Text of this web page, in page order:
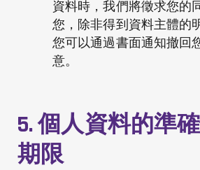
資料時，我們將徵求您的
您，除非得到資料主體的
您可以通過書面通知撤回
意。
5. 個人資料的準
期限